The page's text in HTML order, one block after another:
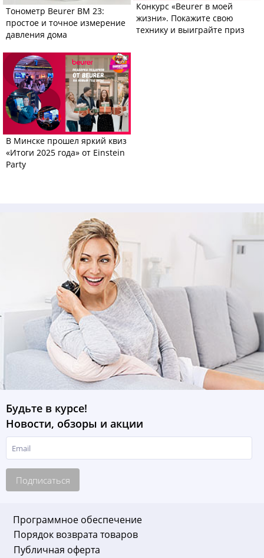
Тонометр Beurer BM 23:
простое и точное измерение
давления дома
Конкурс «Beurer в моей
жизни». Покажите свою
технику и выиграйте приз
В Минске прошел яркий квиз
«Итоги 2025 года» от Einstein
Party
Будьте в курсе!
Новости, обзоры и акции
Подписаться
Программное обеспечение
Порядок возврата товаров
Публичная оферта